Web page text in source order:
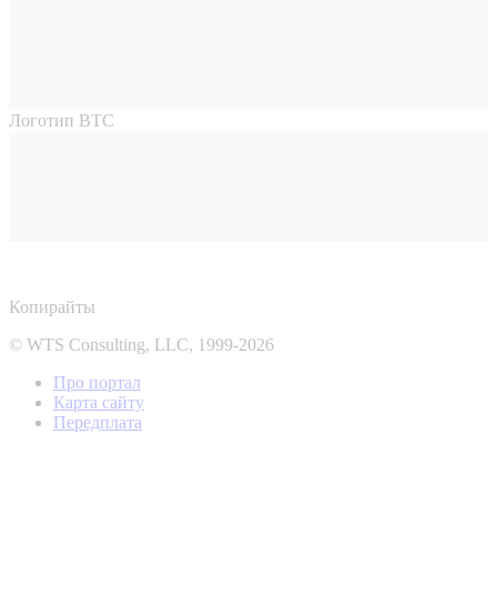
Логотип ВТС
Копирайты
© WTS Consulting, LLC, 1999-2026
Про портал
Карта сайту
Передплата